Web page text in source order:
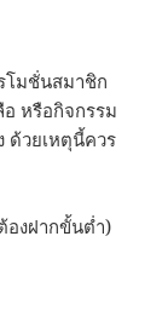
โมชั่นสมาชิก
หรือกิจกรรม
ด้วยเหตุนี้ควร
องฝากขั้นต่ำ)